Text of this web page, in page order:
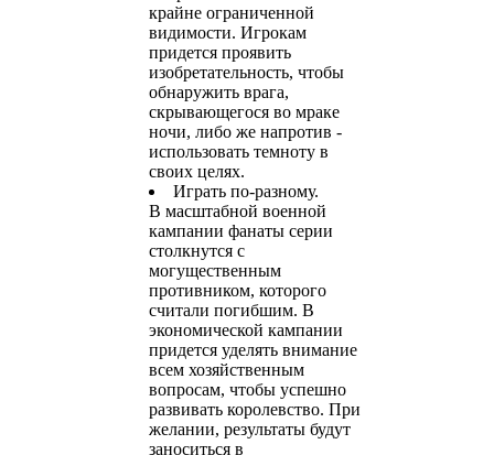
крайне ограниченной
видимости. Игрокам
придется проявить
изобретательность, чтобы
обнаружить врага,
скрывающегося во мраке
ночи, либо же напротив -
использовать темноту в
своих целях.
Играть по-разному.
В масштабной военной
кампании фанаты серии
столкнутся с
могущественным
противником, которого
считали погибшим. В
экономической кампании
придется уделять внимание
всем хозяйственным
вопросам, чтобы успешно
развивать королевство. При
желании, результаты будут
заноситься в